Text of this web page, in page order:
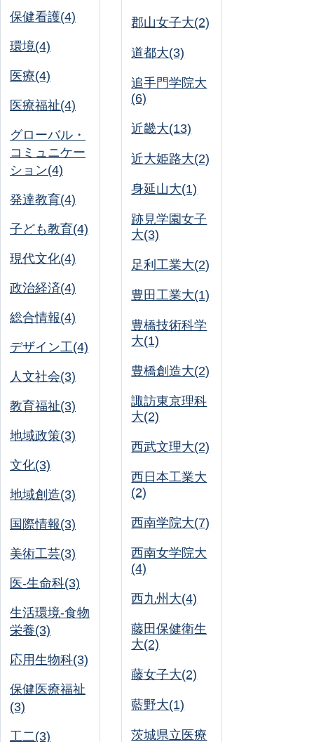
保健看護(4)
環境(4)
医療(4)
医療福祉(4)
グローバル・
コミュニケー
ション(4)
発達教育(4)
子ども教育(4)
現代文化(4)
政治経済(4)
総合情報(4)
デザイン工(4)
人文社会(3)
教育福祉(3)
地域政策(3)
文化(3)
地域創造(3)
国際情報(3)
美術工芸(3)
医-生命科(3)
生活環境-食物
栄養(3)
応用生物科(3)
保健医療福祉
(3)
工二(3)
郡山女子大(2)
道都大(3)
追手門学院大
(6)
近畿大(13)
近大姫路大(2)
身延山大(1)
跡見学園女子
大(3)
足利工業大(2)
豊田工業大(1)
豊橋技術科学
大(1)
豊橋創造大(2)
諏訪東京理科
大(2)
西武文理大(2)
西日本工業大
(2)
西南学院大(7)
西南女学院大
(4)
西九州大(4)
藤田保健衛生
大(2)
藤女子大(2)
藍野大(1)
茨城県立医療